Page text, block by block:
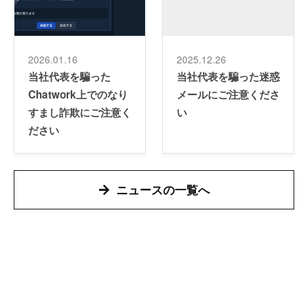
2026.01.16
当社代表を騙った
Chatwork上でのなり
すまし詐欺にご注意く
ださい
2025.12.26
当社代表を騙った迷惑
メールにご注意くださ
い
ニュースの一覧へ